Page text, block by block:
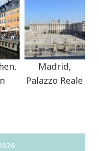
Madrid,
Palazzo Reale